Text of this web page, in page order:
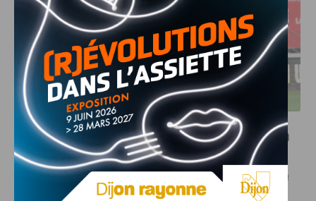
DFCO : UNE PRÉPARATION SEREINE AVANT LE GRAND
RETOUR EN LIGUE 2
INFOS, SPORT
Faire le tour de la Côte-d’Or à vélo en
trois jours : le défi de Victor Bosoni
5 AOÛT, 2026
Le challenge que s’apprête à relever l’ultra-cycliste
Victor Bosoni est simple : parcourir 571...